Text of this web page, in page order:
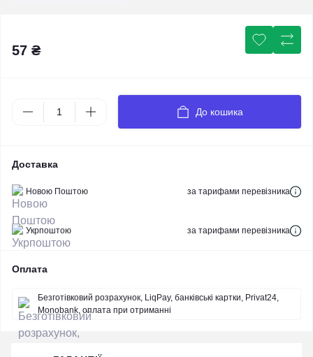
57 ₴
До кошика
Доставка
Новою Поштою за тарифами перевізника
Укрпоштою за тарифами перевізника
Оплата
Безготівковий розрахунок, LiqPay, банківські картки, Privat24,
Monobank, оплата при отриманні